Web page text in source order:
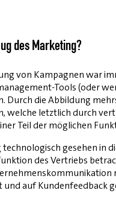
des Marketing?
von Kampagnen war
Tools (oder
Durch die Abbildung
welche letztlich durch
Teil der möglichen
gesehen
des Vertriebs
auf Kundenfeedback